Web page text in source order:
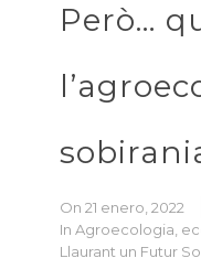
Però…
On 21 enero, 2022
In Agroecologia
Llaurant un Futur